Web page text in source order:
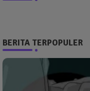
BERITA TERPOPULER